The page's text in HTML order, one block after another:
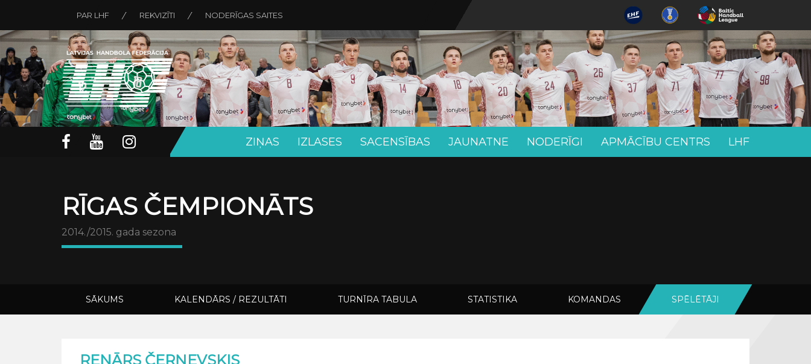
PAR LHF REKVIZĪTI NODERĪGAS SAITES
ZIŅAS IZLASES SACENSĪBAS JAUNATNE NODERĪGI APMĀCĪBU CENTRS LHF
RĪGAS ČEMPIONĀTS
2014./2015. gada sezona
SĀKUMS KALENDĀRS / REZULTĀTI TURNĪRA TABULA STATISTIKA KOMANDAS SPĒLĒTĀJI
RENĀRS ČERŅEVSKIS